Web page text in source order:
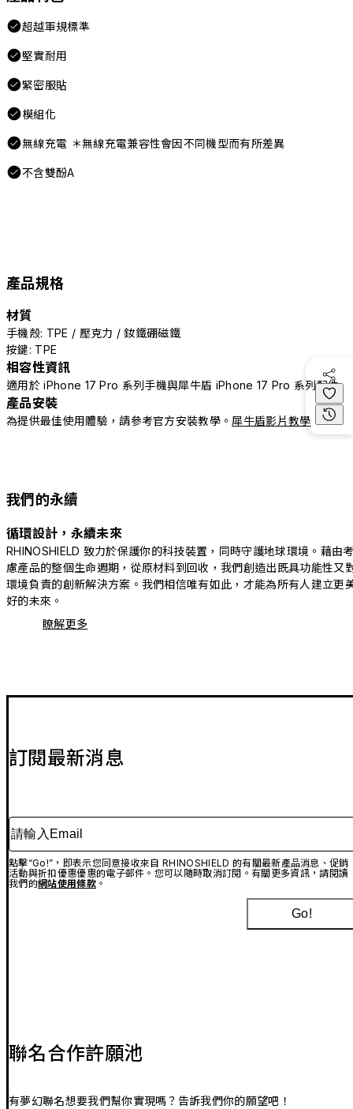
超越軍規標準
堅實耐用
緊密服貼
模組化
無線充電 ＊無線充電兼容性會因不同機型而有所差異
不含雙酚A
產品規格
材質
手機殼: TPE / 壓克力 / 釹鐵硼磁鐵
按鍵: TPE
相容性資訊
適用於 iPhone 17 Pro 系列手機與犀牛盾 iPhone 17 Pro 系列配件
產品安裝
為提供最佳使用體驗，請參考官方安裝教學。 犀牛盾影片教學
我們的永續
循環設計，永續未來
RHINOSHIELD 致力於保護你的科技裝置，同時守護地球環境。藉由
慮產品的整個生命週期，從原材料到回收，我們創造出既具功能性又
環境負責的創新解決方案。我們相信唯有如此，才能為所有人建立更
好的未來。
瞭解更多
訂閱最新消息
請輸入Email
點擊“Go!”，即表示您同意接收來自 RHINOSHIELD 的有關最新產品消息、促銷
活動與折扣優惠優惠的電子郵件。您可以隨時取消訂閱。有關更多資訊，請閱讀
我們的網站使用條款。
Go!
聯名合作許願池
有夢幻聯名想要我們幫你實現嗎？告訴我們你的願望吧！